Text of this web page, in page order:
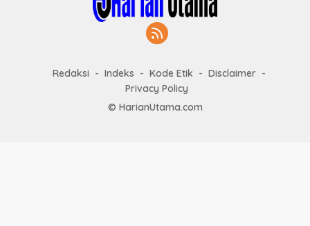
Redaksi Indeks Kode Etik
Disclaimer
Privacy Policy
© HarianUtama.com